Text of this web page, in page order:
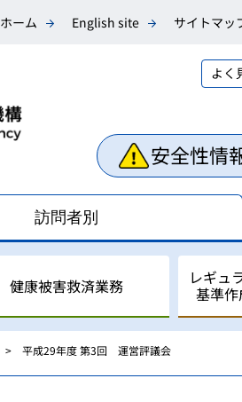
ホーム English site サイトマッ
よく
安全性情
訪問者別
相談業務
副作用・不具合等情報
健康被害救済業務
医薬品副作用被害救済
レギュ
基準
レギュラトリーサイエ
国際調和活動
平成29年度 第3回 運営評議会